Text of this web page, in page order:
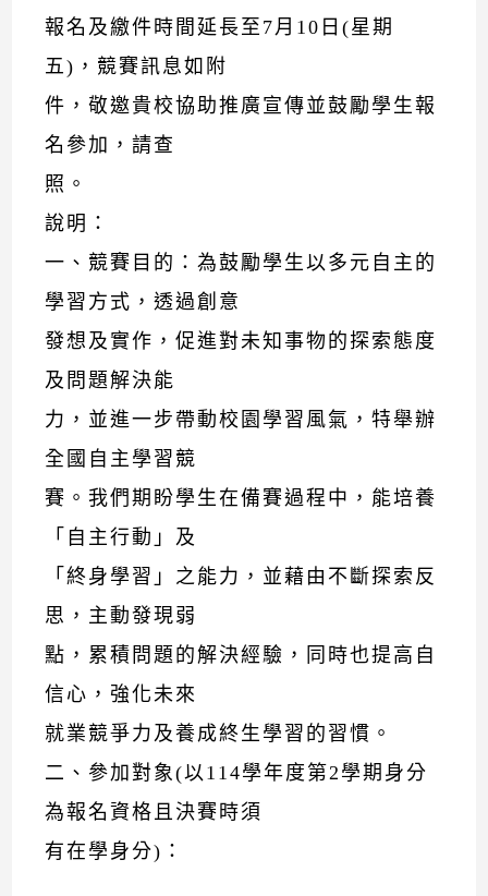
報名及繳件時間延長至7月10日(星期
五)，競賽訊息如附
件，敬邀貴校協助推廣宣傳並鼓勵學生報
名參加，請查
照。
說明：
一、競賽目的：為鼓勵學生以多元自主的
學習方式，透過創意
發想及實作，促進對未知事物的探索態度
及問題解決能
力，並進一步帶動校園學習風氣，特舉辦
全國自主學習競
賽。我們期盼學生在備賽過程中，能培養
「自主行動」及
「終身學習」之能力，並藉由不斷探索反
思，主動發現弱
點，累積問題的解決經驗，同時也提高自
信心，強化未來
就業競爭力及養成終生學習的習慣。
二、參加對象(以114學年度第2學期身分
為報名資格且決賽時須
有在學身分)：